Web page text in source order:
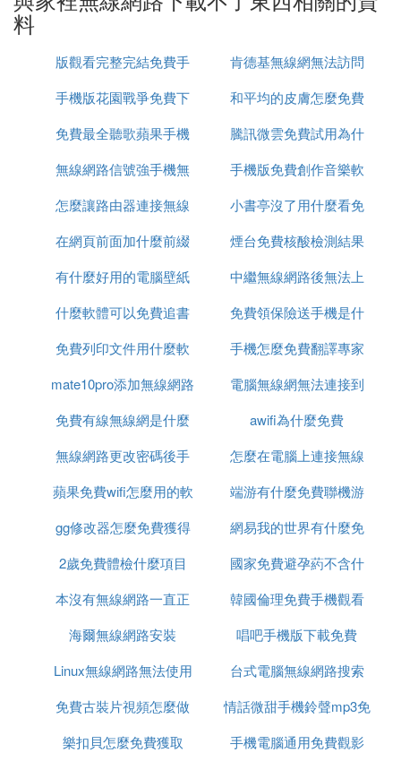
解決辦法：發射距離是有限的，如果還有牆角，信號
也會衰減，這個差異往往會被用戶所忽略，先縮短距
⑤Windows7操作系統，充分利用疑難解答向導來查
找問題，根據提示再排除故障，非常有效！
n..com/article/2c8c281df7aad90008252aa4.html
m/season/26867
參考資料 《無線網路設置》http://jingyan..com/articl
e/d3b74d64d242721f77e6093a.html
參考資料 《網路應用：[8]無線網路排查故障》http://j
ingyan..com/article/219f4bf7ddeb88de442d383c.ht
參考資料 《Unidentified network》http://jingyan..co
m/article/22fe7ced25a4023003617f7f.html
1、可能是設置問題，在相應的軟體里設置，或者看
相應軟體是否給禁止使用某些許可權。
2、或者是相應的軟體方面的需求沒滿足，類如需要
3、當然網頁視頻或者本身是有問題的，這是網路那
頭的事。
料
版觀看完整完結免費手
機在線
肯德基無線網無法訪問
網路
手機版花園戰爭免費下
載視頻
和平均的皮膚怎麼免費
領取
免費最全聽歌蘋果手機
app推薦
騰訊微雲免費試用為什
麼扣費
無線網路信號強手機無
法連接
手機版免費創作音樂軟
體
怎麼讓路由器連接無線
網路連接
小書亭沒了用什麼看免
費書
在網頁前面加什麼前綴
才能免費看
煙台免費核酸檢測結果
怎麼查詢
有什麼好用的電腦壁紙
免費
中繼無線網路後無法上
網
什麼軟體可以免費追書
免費領保險送手機是什
麼啊
免費列印文件用什麼軟
體
手機怎麼免費翻譯專家
mate10pro添加無線網路
電腦無線網無法連接到
這個網路是什麼原因
免費有線無線網是什麼
意思
awifi為什麼免費
無線網路更改密碼後手
機連接不上
怎麼在電腦上連接無線
網路密碼
蘋果免費wifi怎麼用的軟
體
端游有什麼免費聯機游
戲好玩
gg修改器怎麼免費獲得
腳本
網易我的世界有什麼免
費槍械模組
2歲免費體檢什麼項目
國家免費避孕葯不含什
麼
本沒有無線網路一直正
在識別
韓國倫理免費手機觀看
海爾無線網路安裝
唱吧手機版下載免費
Linux無線網路無法使用
台式電腦無線網路搜索
不到網路
免費古裝片視頻怎麼做
的
情話微甜手機鈴聲mp3免
費下載
樂扣貝怎麼免費獲取
手機電腦通用免費觀影